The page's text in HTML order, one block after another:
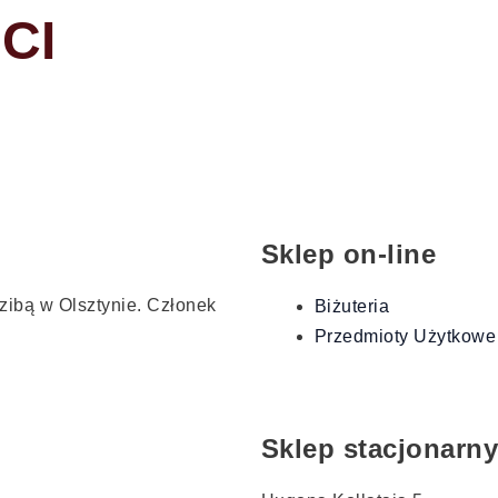
w Olsztynie. Członek
Sklep on-line
Biżuteria
Przedmioty Użytkowe
Sklep stacjonarny